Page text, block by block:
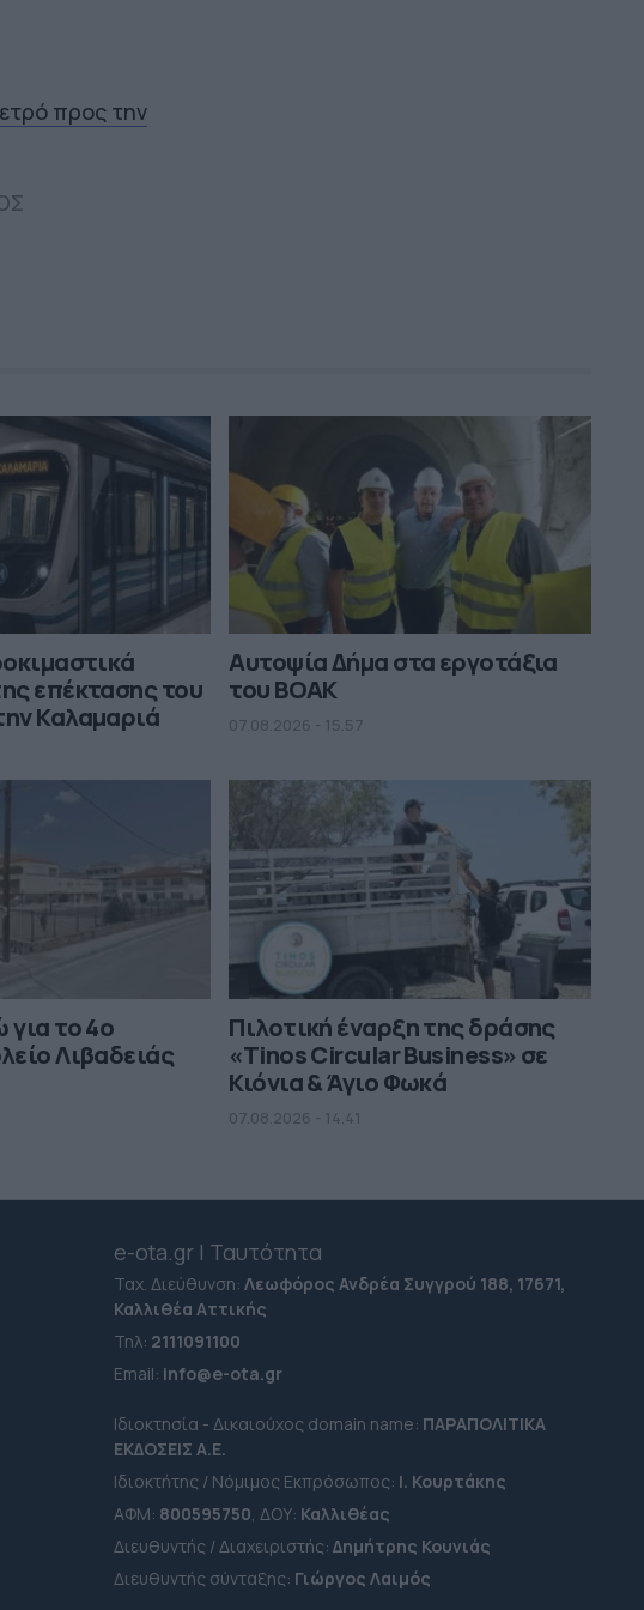
προς την
επέκτασης του
Καλαμαριά
Αυτοψία Δήμα στα εργοτάξια
του ΒΟΑΚ
07.08.2026 - 15.57
το 4ο
Λιβαδειάς
Πιλοτική έναρξη της δράσης
«Tinos Circular Business» σε
Κιόνια & Άγιο Φωκά
07.08.2026 - 14.41
e-ota.gr | Ταυτότητα
Ταχ. Διεύθυνση:Λεωφόρος Ανδρέα Συγγρού 188, 17671,
Καλλιθέα Αττικής
Τηλ: 2111091100
Εmail: info@e-ota.gr
Ιδιοκτησία - Δικαιούχος domain name: ΠΑΡΑΠΟΛΙΤΙΚΑ
ΕΚΔΟΣΕΙΣ A.E.
Ιδιοκτήτης / Νόμιμος Εκπρόσωπος: Ι. Κουρτάκης
ΑΦΜ: 800595750 , ΔΟΥ: Καλλιθέας
Διευθυντής / Διαχειριστής:Δημήτρης Κουνιάς
Διευθυντής σύνταξης: Γιώργος Λαιμός